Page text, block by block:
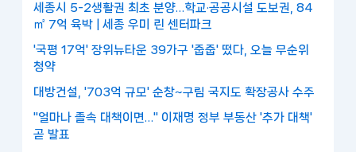
세종시 5-2생활권 최초 분양…학교·공공시설 도보권, 84
㎡ 7억 육박 | 세종 우미 린 센터파크
'국평 17억' 장위뉴타운 39가구 '줍줍' 떴다, 오늘 무순위
청약
대방건설, '703억 규모' 순창~구림 국지도 확장공사 수주
"얼마나 졸속 대책이면…" 이재명 정부 부동산 '추가 대책'
곧 발표